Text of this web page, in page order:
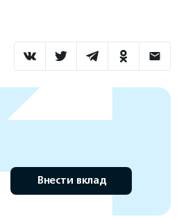
Внести вклад